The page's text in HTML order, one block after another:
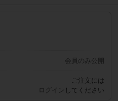
会員のみ公開
ご注文には
ログイン してください